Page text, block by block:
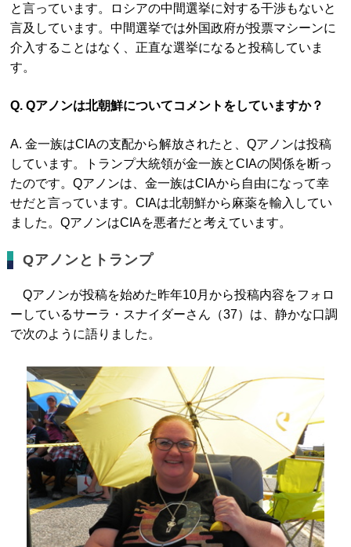
と言っています。ロシアの中間選挙に対する干渉もないと
言及しています。中間選挙では外国政府が投票マシーンに
介入することはなく、正直な選挙になると投稿していま
す。
Q. Qアノンは北朝鮮についてコメントをしていますか？
A. 金一族はCIAの支配から解放されたと、Qアノンは投稿
しています。トランプ大統領が金一族とCIAの関係を断っ
たのです。Qアノンは、金一族はCIAから自由になって幸
せだと言っています。CIAは北朝鮮から麻薬を輸入してい
ました。QアノンはCIAを悪者だと考えています。
Qアノンとトランプ
Qアノンが投稿を始めた昨年10月から投稿内容をフォロ
ーしているサーラ・スナイダーさん（37）は、静かな口調
で次のように語りました。